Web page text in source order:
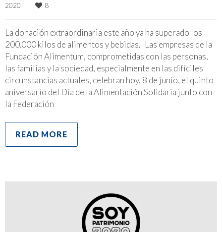
2020
| 8
La donación extraordinaria este año ya ha superado los
200.000 kilos de alimentos y bebidas. Las empresas de la
Fundación Alimentum, comprometidas con las personas,
las familias y la sociedad, especialmente en las difíciles
circunstancias actuales, celebran hoy, 8 de junio, el quinto
aniversario del Día de la Alimentación Solidaria junto con
la Federación
READ MORE